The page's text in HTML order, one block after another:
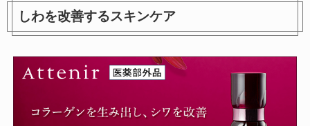
しわを改善するスキンケア